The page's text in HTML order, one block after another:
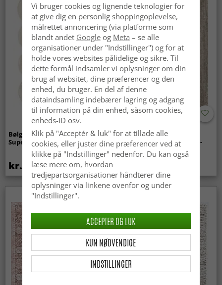
Bølget ryatæppe - Aranga
Super Soft Fur (beige)
kr.369
Tæpper til
indendørs/udendørs brug -
Arlo (beige)
Vi bruger cookies og lignende teknologier for
at give dig en personlig shoppingoplevelse,
målrettet annoncering (via platforme som
blandt andet Googleog Meta – se alle
organisationer under "Indstillinger") og for at
holde vores websites pålidelige og sikre. Til
dette formål indsamler vi oplysninger om din
brug af websitet, dine præferencer og den
enhed, du bruger. En del af denne
dataindsamling indebærer lagring og adgang
til information på din enhed, såsom cookies,
enheds-ID osv.
Klik på "Acceptér & luk" for at tillade alle
cookies, eller juster dine præferencer ved at
klikke på "Indstillinger" nedenfor. Du kan også
læse mere om, hvordan
tredjepartsorganisationer håndterer dine
oplysninger via linkene ovenfor og under
"Indstillinger".
INDSTILLINGER
KUN NØDVENDIGE
ACCEPTER OG LUK